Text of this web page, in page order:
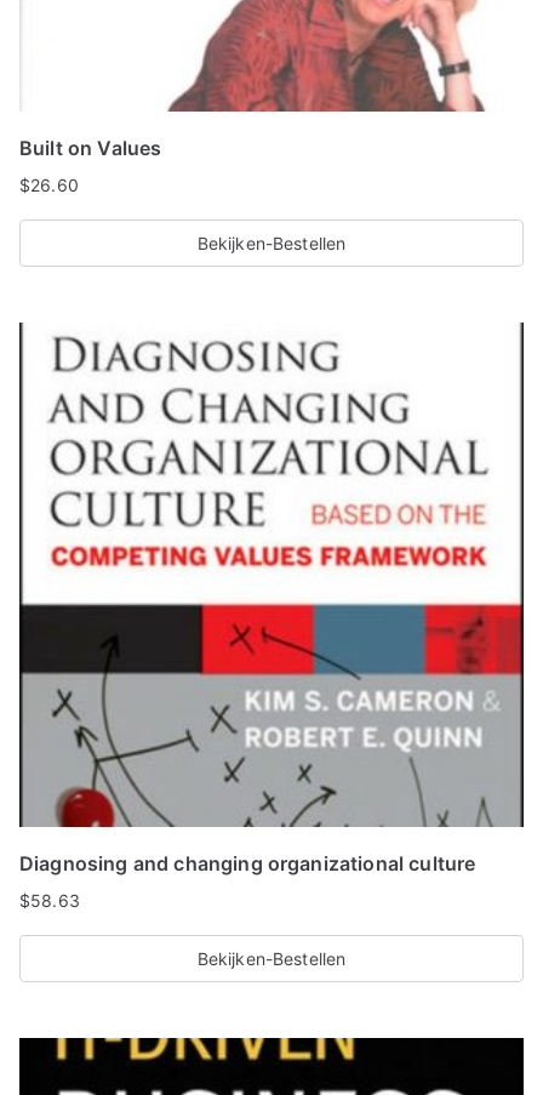
Built on Values
$26.60
Bekijken-Bestellen
Diagnosing and changing organizational culture
$58.63
Bekijken-Bestellen